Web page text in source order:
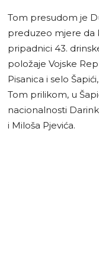
Tom presudom je
preduzeo mjere da
pripadnici 43.
položaje Vojske
Pisanica i selo
Tom prilikom, u
nacionalnosti
i Miloša Pjevića.